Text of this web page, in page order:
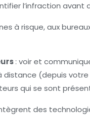
l’infraction
à risque, aux
: voir et
(depuis
qui se sont
des